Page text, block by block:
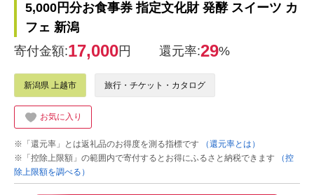
5,000円分お食事券 指定文化財 発酵 スイーツ カ
フェ 新潟
寄付金額:17,000円 還元率:29%
新潟県 上越市 旅行・チケット・カタログ
お気に入り
※「還元率」とは返礼品のお得度を測る指標です
（還元率とは）
※「控除上限額」の範囲内で寄付するとお得にふるさと納税できます
（控
除上限額を調べる）